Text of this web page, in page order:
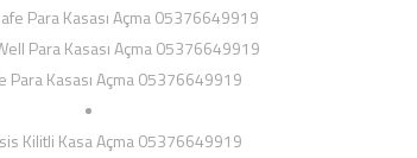
Para Kasası Açma 05376649919
Para Kasası Açma 05376649919
Para Kasası Açma 05376649919
Kilitli Kasa Açma 05376649919